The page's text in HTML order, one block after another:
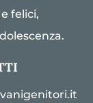
felici,